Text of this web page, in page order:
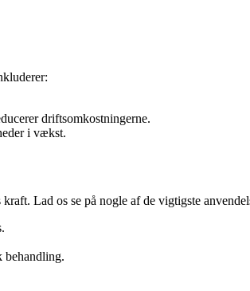
driftsomkostningerne.
i vækst.
Lad os se på nogle af de vigtigste
behandling.